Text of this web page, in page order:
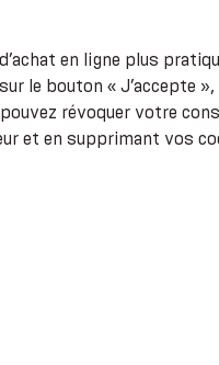
en ligne plus
le bouton « J’accepte »,
révoquer votre
et en supprimant vos